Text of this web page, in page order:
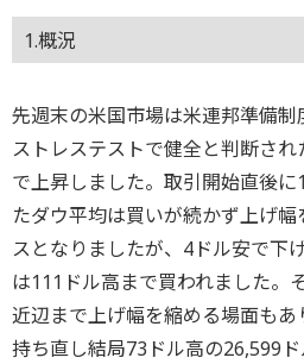
1.概況
先週末の米国市場は米連邦準備制
ストレステストで健全と判断され
で上昇しました。取引開始直後
たダウ平均は買いが続かず上げ
スとなりましたが、4ドル安で下
は111ドル高まで買われました。
近辺まで上げ幅を縮める場面も
持ち直し結局73ドル高の26,599